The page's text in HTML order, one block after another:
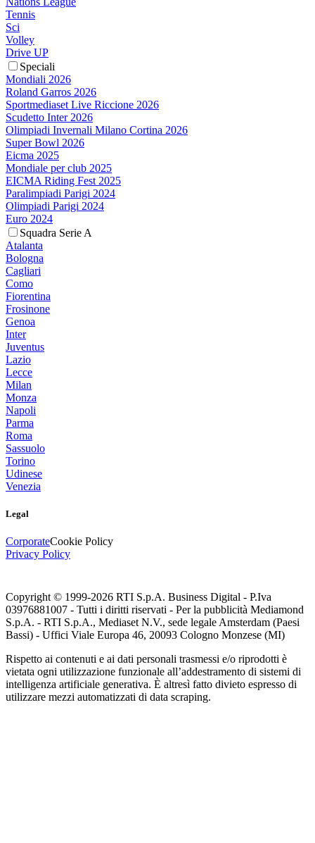
Tennis
Sci
Volley
Drive UP
Speciali
Mondiali 2026
Roland Garros 2026
Sportmediaset Live Riccione 2026
Scudetto Inter 2026
Olimpiadi Invernali Milano Cortina 2026
Super Bowl 2026
Eicma 2025
Mondiale per club 2025
EICMA Riding Fest 2025
Paralimpiadi Parigi 2024
Olimpiadi Parigi 2024
Euro 2024
Squadra Serie A
Atalanta
Bologna
Cagliari
Como
Fiorentina
Frosinone
Genoa
Inter
Juventus
Lazio
Lecce
Milan
Monza
Napoli
Parma
Roma
Sassuolo
Torino
Udinese
Venezia
Legal
CorporateCookie Policy
Privacy Policy
Copyright © 1999-2026 RTI S.p.A. Business Digital - P.Iva
03976881007 - Tutti i diritti riservati - Per la pubblicità Mediamond
S.p.A. - RTI S.p.A., Mediaset N.V., sede legale Amsterdam (Paesi
Bassi) - Uffici Viale Europa 46, 20093 Cologno Monzese (MI)
Rispetto ai contenuti e ai dati personali trasmessi e/o riprodotti è
vietata ogni utilizzazione funzionale all’addestramento di sistemi di
intelligenza artificiale generativa. È altresì fatto divieto espresso di
utilizzare mezzi automatizzati di data scraping.